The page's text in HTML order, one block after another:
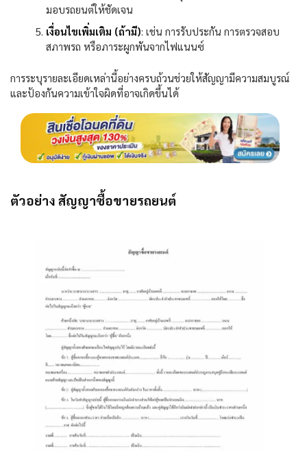
มอบรถยนต์ให้ชัดเจน
เงื่อนไขเพิ่มเติม (ถ้ามี): เช่น การรับประกัน การตรวจสอบ
สภาพรถ หรือภาระผูกพันจากไฟแนนซ์
การระบุรายละเอียดเหล่านี้อย่างครบถ้วนช่วยให้สัญญามีความสมบูรณ์
และป้องกันความเข้าใจผิดที่อาจเกิดขึ้นได้
ตัวอย่าง สัญญาซื้อขายรถยนต์